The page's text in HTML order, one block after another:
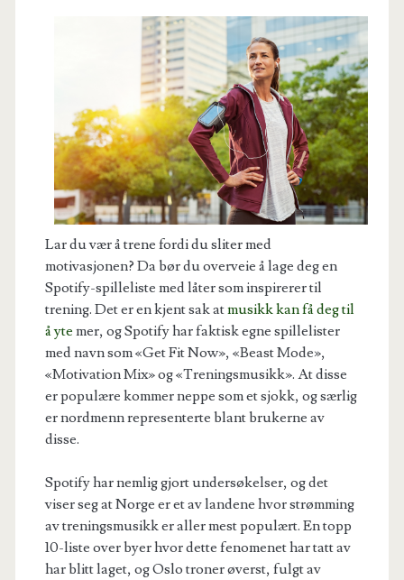
Lar du vær å trene fordi du sliter med
motivasjonen? Da bør du overveie å lage deg en
Spotify-spilleliste med låter som inspirerer til
trening. Det er en kjent sak atmusikk kan få deg til
å yte mer, og Spotify har faktisk egne spillelister
med navn som «Get Fit Now», «Beast Mode»,
«Motivation Mix» og «Treningsmusikk». At disse
er populære kommer neppe som et sjokk, og særlig
er nordmenn representerte blant brukerne av
disse.
Spotify har nemlig gjort undersøkelser, og det
viser seg at Norge er et av landene hvor strømming
av treningsmusikk er aller mest populært. En topp
10-liste over byer hvor dette fenomenet har tatt av
har blitt laget, og Oslo troner øverst, fulgt av